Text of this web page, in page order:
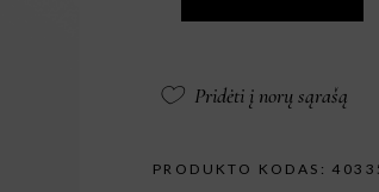
Pridėti į norų sąrašą
PRODUKTO KODAS: